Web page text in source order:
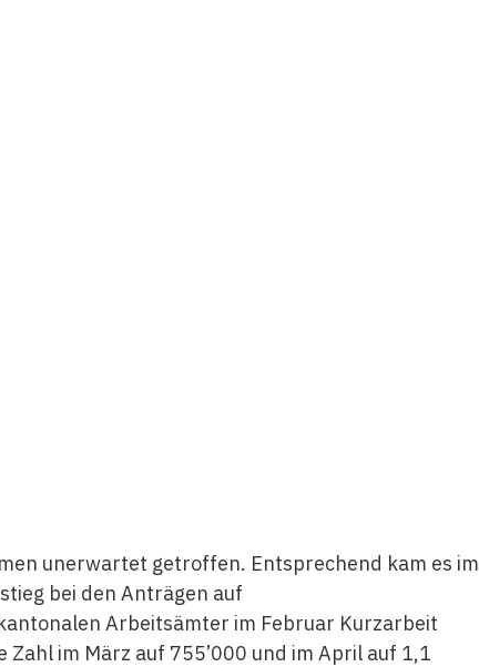
unerwartet getroffen. Entsprechend kam es im
bei den Anträgen auf
Arbeitsämter im Februar Kurzarbeit
im März auf 755’000 und im April auf 1,1